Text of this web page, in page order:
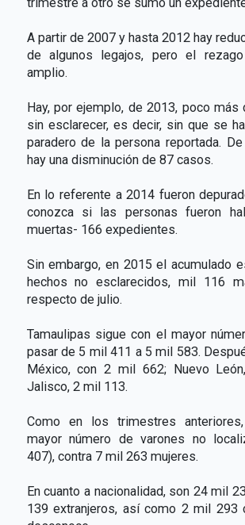
A partir de 2007 y hasta 2012 hay
de algunos legajos, pero el
amplio.
Hay, por ejemplo, de 2013, poco
sin esclarecer, es decir, sin que se
paradero de la persona reportada.
hay una disminución de 87 casos.
En lo referente a 2014 fueron
conozca si las personas fueron
muertas- 166 expedientes.
Sin embargo, en 2015 el acumulado
hechos no esclarecidos, mil 116
respecto de julio.
Tamaulipas sigue con el mayor
pasar de 5 mil 411 a 5 mil 583.
México, con 2 mil 662; Nuevo
Jalisco, 2 mil 113.
Como en los trimestres
mayor número de varones no
407), contra 7 mil 263 mujeres.
En cuanto a nacionalidad, son 24 mil
139 extranjeros, así como 2 mil 293